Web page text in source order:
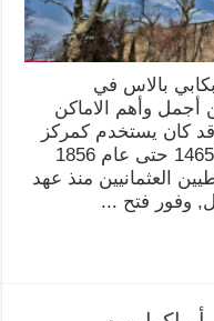
بالاس في
أجمل وأهم الاماكن
كان يستخدم كمركز
لسلاطين الدولة العثمانية من عام 1465 حتى عام 1856
العثمانيين منذ عهد
وفور فتح ...